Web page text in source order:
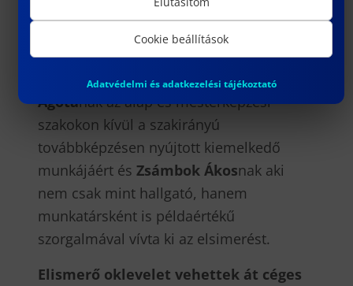
oktatóknak és munkatársaknak: Prof.
Dr. Zachár Andrásnak az energetikai
mérnöki szak kapcsán kifejtett eddigi
munkája elismeréseként,Dr. Mohai
Ágotának az alap és mesterképzési
szakokon kívül a szakirányú
továbbképzésen nyújtott kiemelkedő
munkájáért és Zsámbok Ákosnak aki
nem csak mint hallgató, hanem
munkatársként is példaértékű
szorgalmával vívta ki az elsimerést.
Elismerő oklevelet vehettek át céges
Cookie beállítások
Adatvédelmi és adatkezelési tájékoztató